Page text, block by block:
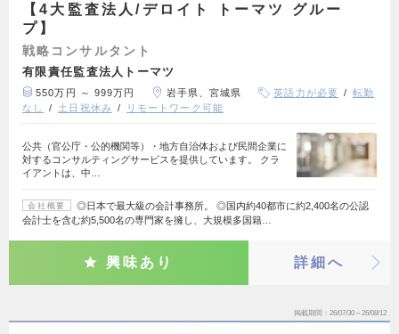
【4大監査法人/デロイト トーマツ グルー
プ】
戦略コンサルタント
有限責任監査法人トーマツ
550万円 ～ 999万円 岩手県、宮城県 英語力が必要
転勤
なし
土日祝休み リモートワーク可能
公共（官公庁・公的機関等）・地方自治体および民間企業に
対するコンサルティングサービスを提供しています。 クラ
イアントは、中…
会社概要
◎日本で最大級の会計事務所。 ◎国内約40都市に約2,400名の公認
会計士を含む約5,500名の専門家を擁し、大規模多国籍…
興味あり 詳細へ
掲載期間 26/07/30～26/08/12